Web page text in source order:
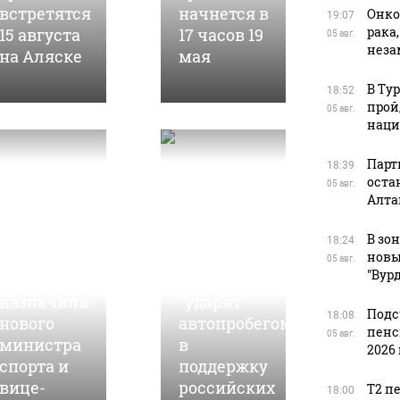
встретятся
15 августа
на Аляске
начнется в
17 часов 19
мая
нового
министра
спорта и
вице-
автопробегом
в
поддержку
российских
19:07
05 авг.
18:52
05 авг.
В
18:39
05 авг.
18:24
05 авг.
В
18:08
05 авг.
2026
18:00
Т2